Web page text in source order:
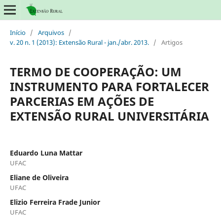
Início / Arquivos /
v. 20 n. 1 (2013): Extensão Rural - jan./abr. 2013. / Artigos
TERMO DE COOPERAÇÃO: UM
INSTRUMENTO PARA FORTALECER
PARCERIAS EM AÇÕES DE
EXTENSÃO RURAL UNIVERSITÁRIA
Eduardo Luna Mattar
UFAC
Eliane de Oliveira
UFAC
Elizio Ferreira Frade Junior
UFAC